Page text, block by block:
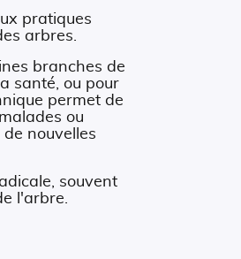
pratiques
arbres.
branches de
santé, ou pour
permet de
ou
nouvelles
souvent
l'arbre.